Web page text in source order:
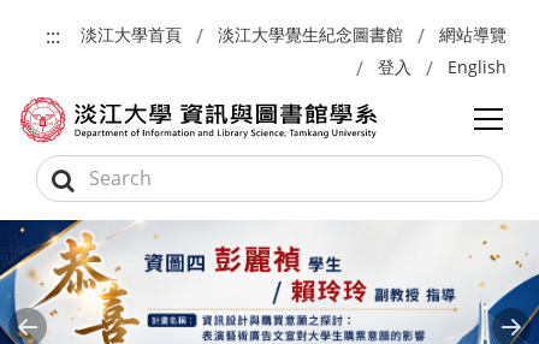
:::
淡江大學首頁 淡江大學覺生紀念圖書館
網站導覽
登入
English